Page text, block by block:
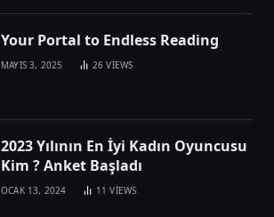
Your Portal to Endless Reading
MAYIS 3, 2025 26VIEWS
2023 Yılının En İyi Kadın Oyuncusu
Kim ? Anket Başladı
OCAK 13, 2024 11VIEWS